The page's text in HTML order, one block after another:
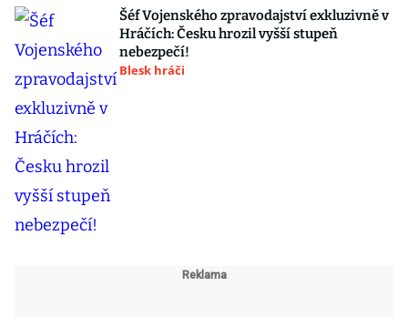
Šéf Vojenského zpravodajství exkluzivně v
Hráčích: Česku hrozil vyšší stupeň
nebezpečí!
Blesk hráči